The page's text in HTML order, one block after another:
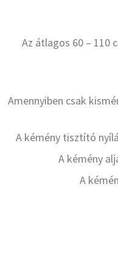
Az átlagos 60 – 110
Amennyiben csak
A kémény tisztító
A kémény
A